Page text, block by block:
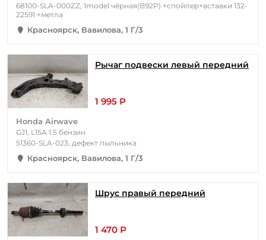
68100-SLA-000ZZ, 1model чёрная(B92P) +спойлер+вставки 132-
22591 +метла
Красноярск, Вавилова, 1 Г/3
Рычаг подвески левый передний
1 995 Р
Honda Airwave
GJ1, L15A 1.5 бензин
51360-SLA-023, дефект пыльника
Красноярск, Вавилова, 1 Г/3
Шрус правый передний
1 470 Р